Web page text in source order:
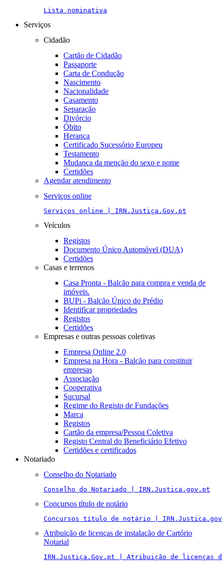
Lista nominativa
Serviços
Cidadão
Cartão de Cidadão
Passaporte
Carta de Condução
Nascimento
Nacionalidade
Casamento
Separação
Divórcio
Óbito
Herança
Certificado Sucessório Europeu
Testamento
Mudança da menção do sexo e nome
Certidões
Agendar atendimento
Serviços online
Serviços online | IRN.Justiça.Gov.pt
Veículos
Registos
Documento Único Automóvel (DUA)
Certidões
Casas e terrenos
Casa Pronta - Balcão para compra e venda de
imóveis.
BUPi - Balcão Único do Prédio
Identificar propriedades
Registos
Certidões
Empresas e outras pessoas coletivas
Empresa Online 2.0
Empresa na Hora - Balcão para constituir
empresas
Associação
Cooperativa
Sucursal
Regime do Registo de Fundações
Marca
Registos
Cartão da empresa/Pessoa Coletiva
Registo Central do Beneficiário Efetivo
Certidões e certificados
Notariado
Conselho do Notariado
Conselho do Notariado | IRN.Justica.gov.pt
Concursos título de notário
Concursos título de notário |
Atribuição de licenças de instalação de Cartório
Notarial
IRN.Justiça.Gov.pt | Atribuição de licenças